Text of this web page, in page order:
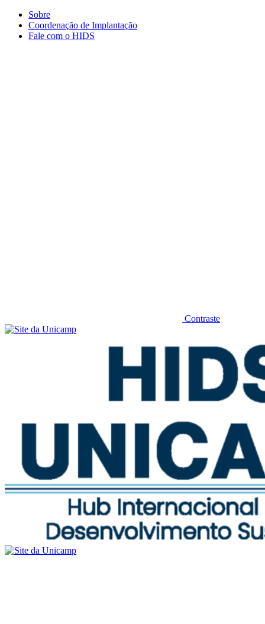
Conteúdo principal
Sobre
Coordenação de Implantação
Fale com o HIDS
Contraste